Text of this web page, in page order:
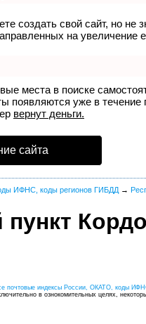
создать свой сайт, но не
на увеличение
места в поиске
появляются уже в
вернут деньги.
сайта
ИФНС, коды регионов ГИБДД →
пункт
почтовые индексы России, ОКАТО, коды
в ознокомительных целях,